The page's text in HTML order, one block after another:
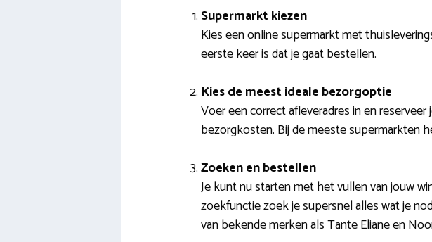
Supermarkt kiezen
Kies een online supermarkt met
eerste keer is dat je gaat bestellen.
Kies de meest ideale bezorgoptie
Voer een correct afleveradres in en
bezorgkosten. Bij de meeste supermarkten
Zoeken en bestellen
Je kunt nu starten met het vullen van jouw
zoekfunctie zoek je supersnel alles wat je
van bekende merken als Tante Eliane en